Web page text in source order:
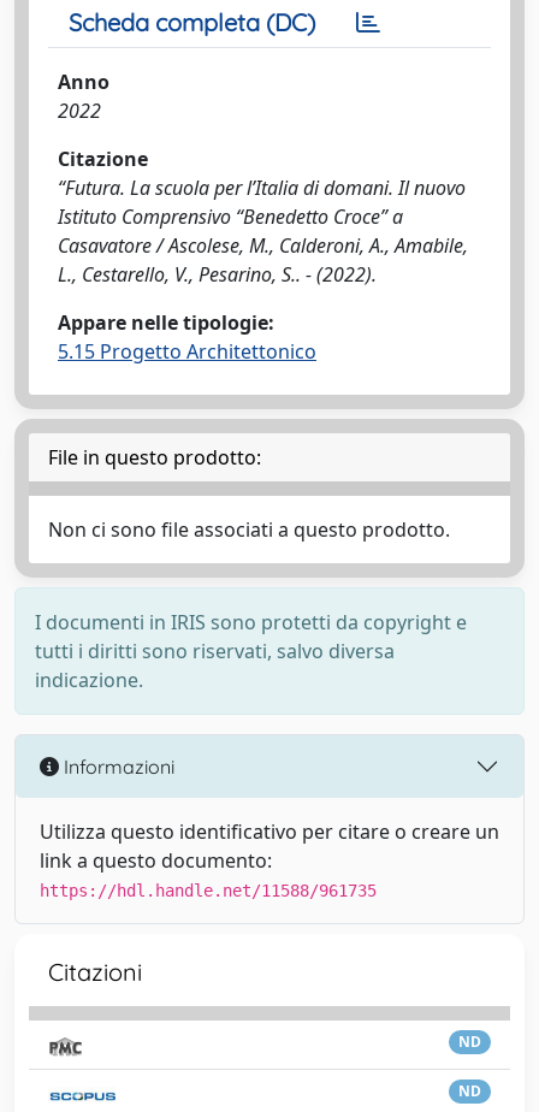
Scheda completa (DC)
Anno
2022
Citazione
“Futura. La scuola per l’Italia di domani. Il nuovo
Istituto Comprensivo “Benedetto Croce” a
Casavatore / Ascolese, M., Calderoni, A., Amabile,
L., Cestarello, V., Pesarino, S.. - (2022).
Appare nelle tipologie:
5.15 Progetto Architettonico
File in questo prodotto:
Non ci sono file associati a questo prodotto.
I documenti in IRIS sono protetti da copyright e
tutti i diritti sono riservati, salvo diversa
indicazione.
Informazioni
Utilizza questo identificativo per citare o creare un
link a questo documento:
https://hdl.handle.net/11588/961735
Citazioni
ND
ND